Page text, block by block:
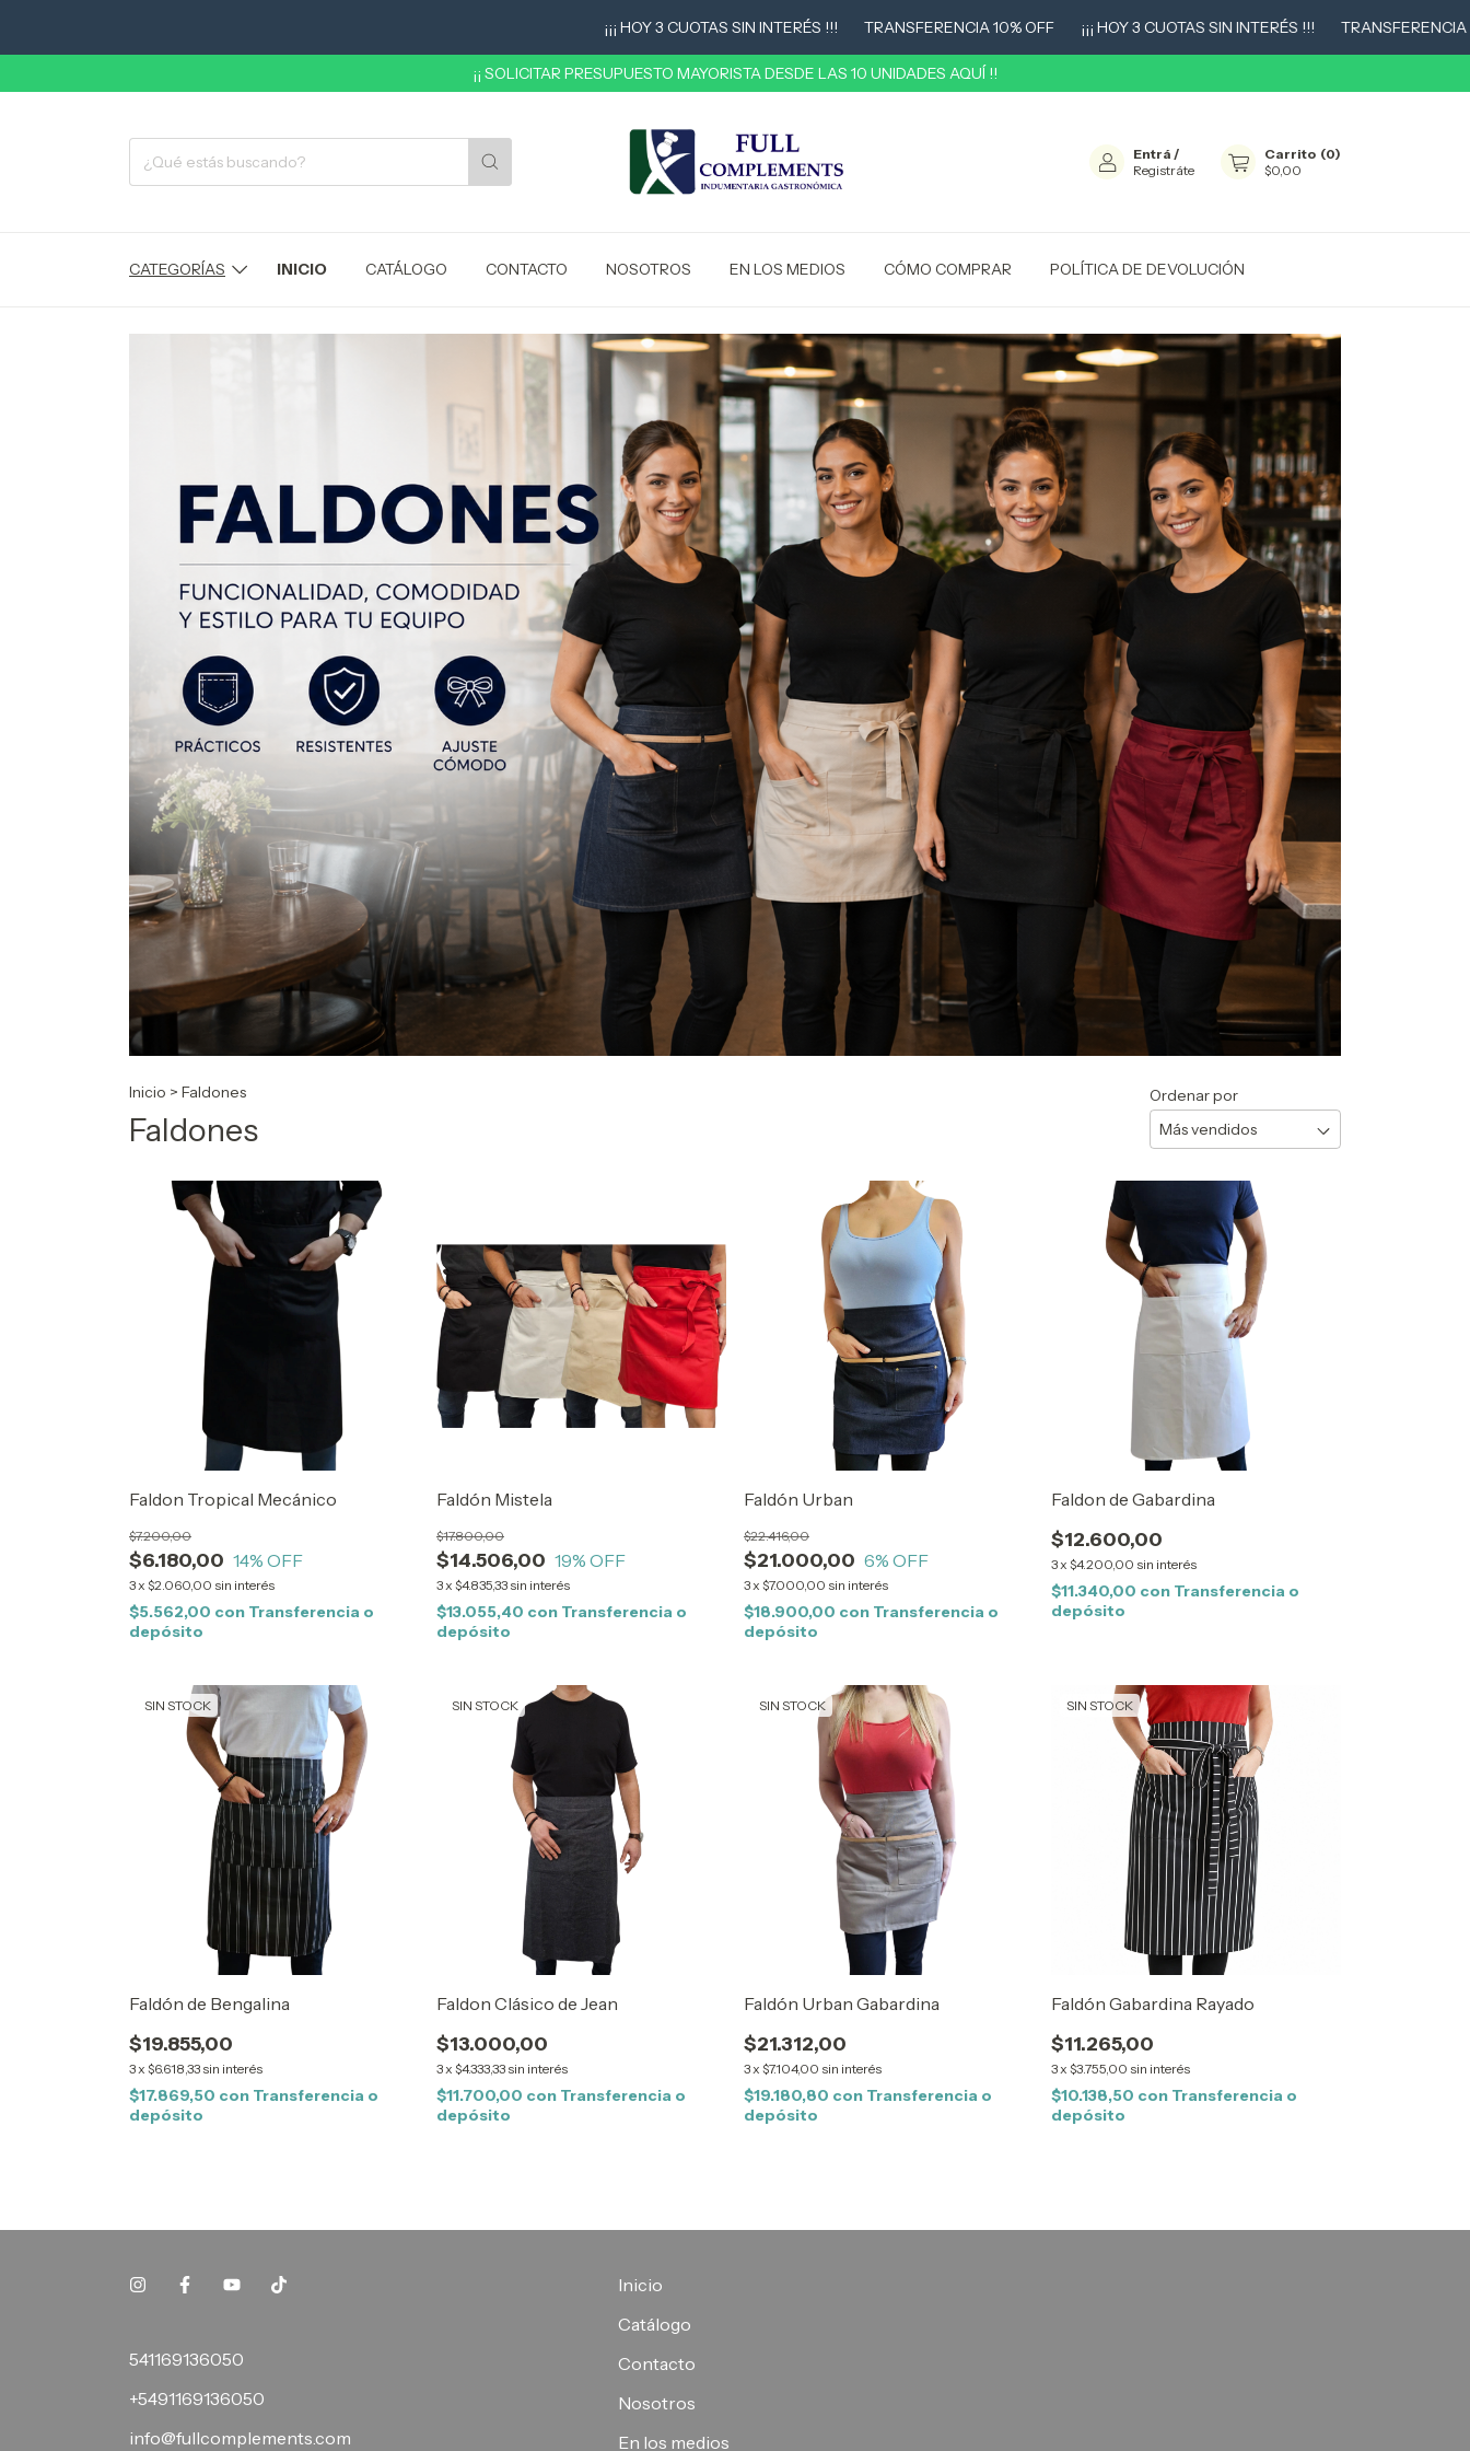
¡¡¡ HOY 3 CUOTAS SIN INTERÉS !!! TRANSFERENCIA 10% OFF ¡¡¡ HOY 3 CUOTAS SIN INTERÉS !!! TRANSFERENCIA 10% OFF
¡¡ SOLICITAR PRESUPUESTO MAYORISTA DESDE LAS 10 UNIDADES AQUÍ !!
Entrá /
Registráte
Carrito (0)
$0,00
CATEGORÍAS INICIO CATÁLOGO CONTACTO NOSOTROS EN LOS MEDIOS CÓMO COMPRAR POLÍTICA DE DEVOLUCIÓN
Inicio > Faldones
Faldones
Ordenar por
Faldon Tropical Mecánico
$6.180,00
$7.200,00
14% OFF
3x $2.060,00 sin interés
$5.562,00 con Transferencia o
depósito
Faldón Mistela
$14.506,00
$17.800,00
19% OFF
3x $4.835,33 sin interés
$13.055,40 con Transferencia o
depósito
Faldón Urban
$21.000,00
$22.416,00
6% OFF
3x $7.000,00 sin interés
$18.900,00 con Transferencia o
depósito
Faldon de Gabardina
$12.600,00
3x $4.200,00 sin interés
$11.340,00 con Transferencia o
depósito
SIN STOCK
Faldón de Bengalina
$19.855,00
3x $6.618,33 sin interés
$17.869,50 con Transferencia o
depósito
SIN STOCK
Faldon Clásico de Jean
$13.000,00
3x $4.333,33 sin interés
$11.700,00 con Transferencia o
depósito
SIN STOCK
Faldón Urban Gabardina
$21.312,00
3x $7.104,00 sin interés
$19.180,80 con Transferencia o
depósito
SIN STOCK
Faldón Gabardina Rayado
$11.265,00
3x $3.755,00 sin interés
$10.138,50 con Transferencia o
depósito
541169136050
+5491169136050
info@fullcomplements.com
Inicio
Catálogo
Contacto
Nosotros
En los medios